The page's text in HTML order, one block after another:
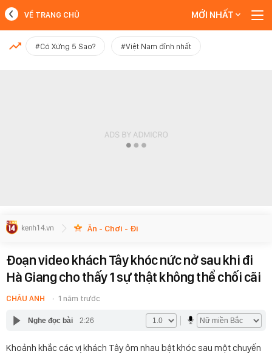
MỚI NHẤT
VỀ TRANG CHỦ MỚI NHẤT
#Có Xứng 5 Sao? #Việt Nam đỉnh nhất
Ăn - Chơi - Đi
Đoạn video khách Tây khóc nức nở sau khi đi
Hà Giang cho thấy 1 sự thật không thể chối cãi
CHÂU ANH 1 năm trước
Nghe đọc bài 2:26
Khoảnh khắc các vị khách Tây ôm nhau bật khóc sau một chuyến